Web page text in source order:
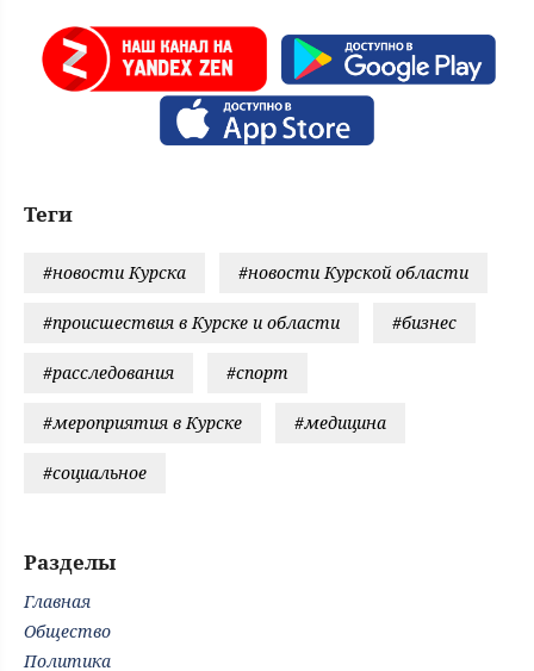
Теги
#новости Курска #новости Курской области
#происшествия в Курске и области #бизнес
#расследования #спорт
#мероприятия в Курске #медицина
#социальное
Разделы
Главная
Общество
Политика